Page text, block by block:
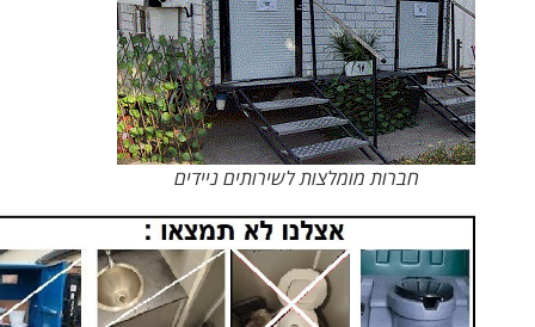
חברות מומלצות לשירותים ניידים